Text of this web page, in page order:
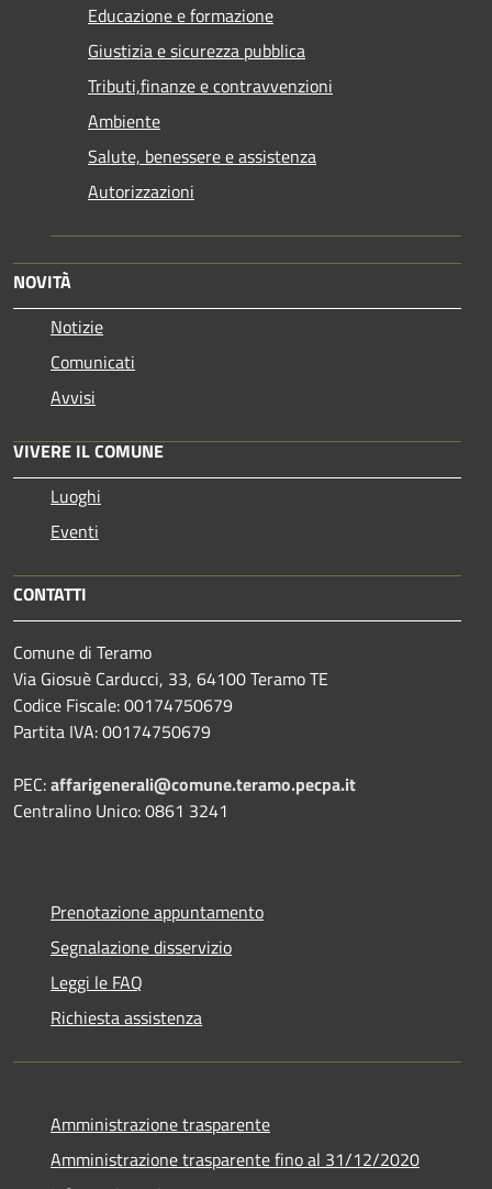
Educazione e formazione
Giustizia e sicurezza pubblica
Tributi,finanze e contravvenzioni
Ambiente
Salute, benessere e assistenza
Autorizzazioni
NOVITÀ
Notizie
Comunicati
Avvisi
VIVERE IL COMUNE
Luoghi
Eventi
CONTATTI
Comune di Teramo
Via Giosuè Carducci, 33, 64100 Teramo TE
Codice Fiscale: 00174750679
Partita IVA: 00174750679
PEC:affarigenerali@comune.teramo.pecpa.it
Centralino Unico: 0861 3241
Prenotazione appuntamento
Segnalazione disservizio
Leggi le FAQ
Richiesta assistenza
Amministrazione trasparente
Amministrazione trasparente fino al 31/12/2020